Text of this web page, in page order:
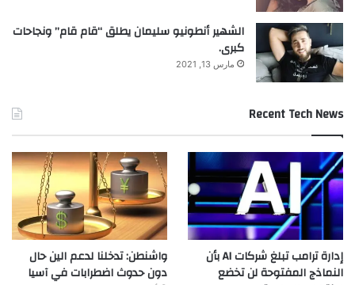
الشهير أنطونيو سليمان يطلق “قام قام” ونجاحات
كبرى.
مارس 13, 2021
Recent Tech News
إدارة ترامب تبلغ شركات AI بأن
النماذج المفتوحة لن تخضع
واشنطن: تدخلنا لدعم الين حال
دون حدوث اضطرابات في آسيا